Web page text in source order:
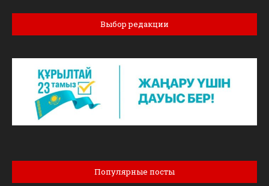
Выбор редакции
Популярные посты